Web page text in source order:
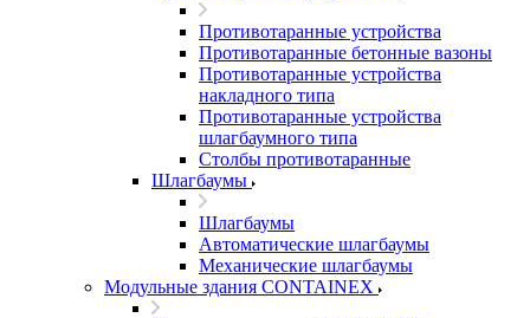
Противотаранные устройства
Противотаранные бетонные вазоны
Противотаранные устройства
накладного типа
Противотаранные устройства
шлагбаумного типа
Столбы противотаранные
Шлагбаумы
Шлагбаумы
Автоматические шлагбаумы
Механические шлагбаумы
Модульные здания CONTAINEX